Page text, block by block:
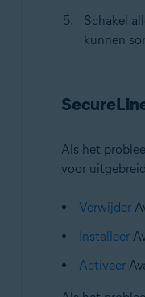
Schakel
kunnen
Als het
voor
Verwijder
Installeer
Activeer